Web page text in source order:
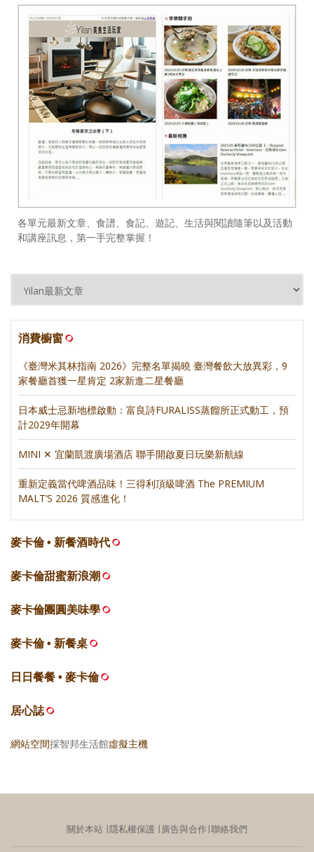
各單元最新文章、食譜、食記、遊記、生活與閱讀隨筆以及活動
和講座訊息，第一手完整掌握！
消費櫥窗
《臺灣米其林指南 2026》完整名單揭曉 臺灣餐飲大放異彩，9
家餐廳首獲一星肯定 2家新進二星餐廳
日本威士忌新地標啟動：富良詩FURALISS蒸餾所正式動工，預
計2029年開幕
MINI ✕ 宜蘭凱渡廣場酒店 聯手開啟夏日玩樂新航線
重新定義當代啤酒品味！三得利頂級啤酒 The PREMIUM
MALT’S 2026 質感進化！
麥卡倫 • 新餐酒時代
麥卡倫甜蜜新浪潮
麥卡倫團圓美味學
麥卡倫 • 新餐桌
日日餐餐 • 麥卡倫
居心誌
網站空間採智邦生活館虛擬主機
關於本站 ∣隱私權保護 ∣廣告與合作∣聯絡我們